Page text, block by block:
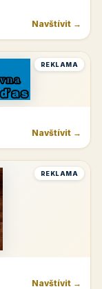
Navštívit →
REKLAMA
Navštívit →
REKLAMA
Navštívit →